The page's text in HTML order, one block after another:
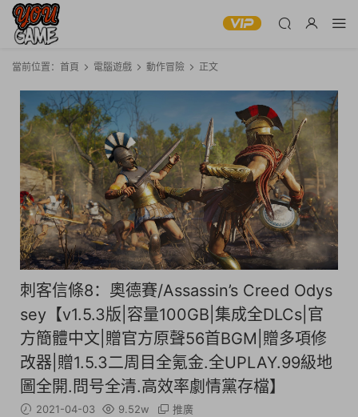
當前位置： 首頁 電腦遊戲 動作冒險 正文
刺客信條8：奧德賽/Assassin’s Creed Odys
sey【v1.5.3版|容量100GB|集成全DLCs|官
方簡體中文|贈官方原聲56首BGM|贈多項修
改器|贈1.5.3二周目全氪金.全UPLAY.99級地
圖全開.問号全清.高效率劇情黨存檔】
2021-04-03 9.52w 推廣